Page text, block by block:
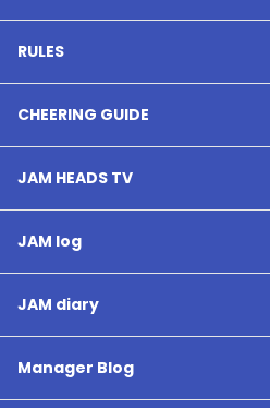
RULES
CHEERING GUIDE
JAM HEADS TV
JAM log
JAM diary
Manager Blog